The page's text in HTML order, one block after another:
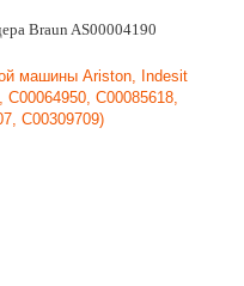
Braun AS00004190